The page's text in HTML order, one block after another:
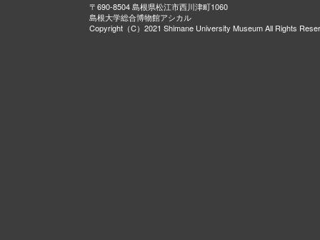
〒690-8504 島根県松江市西川津町1060
島根大学総合博物館アシカル
Copyright（C）2021 Shimane University Museum All Rights